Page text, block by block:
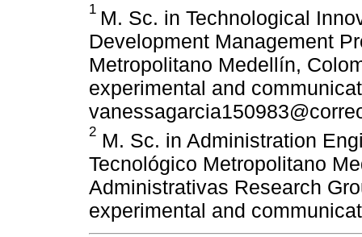
1 M. Sc. in Technological
Development Management
Metropolitano Medellín,
experimental and
2 M. Sc. in Administration
Tecnológico Metropolitano
Administrativas Research
experimental and